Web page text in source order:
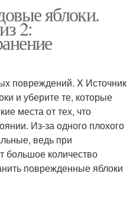
яблоки.
2:
повреждений. X Источник
и уберите те, которые
места от тех, что
Из-за одного плохого
ведь при
большое количество
поврежденные яблоки